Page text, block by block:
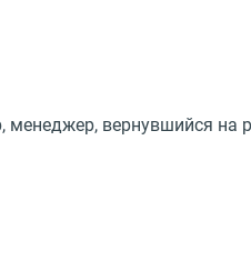
вернувшийся на